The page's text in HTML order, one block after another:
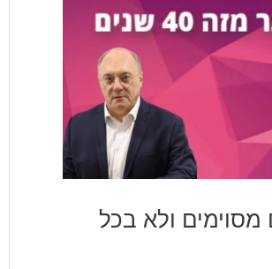
מסוימים ולא בכל